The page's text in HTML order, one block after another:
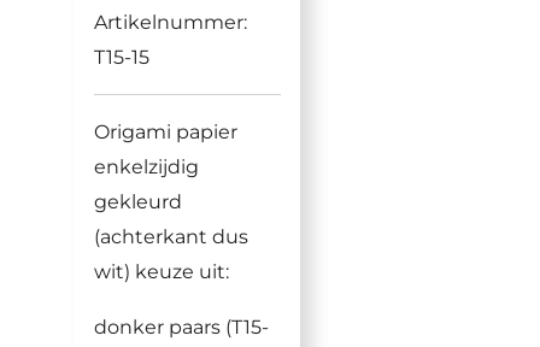
Artikelnummer:
T15-15
Origami papier
enkelzijdig
gekleurd
(achterkant dus
wit) keuze uit:
donker paars (T15-